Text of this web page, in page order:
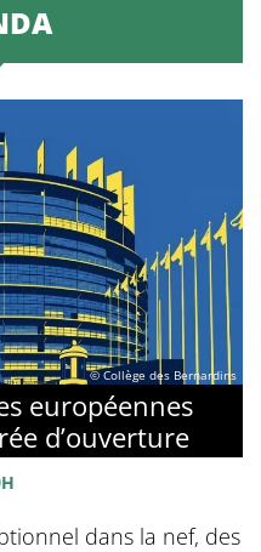
© Collège des Bernardins
européennes
d’ouverture
dans la nef, des